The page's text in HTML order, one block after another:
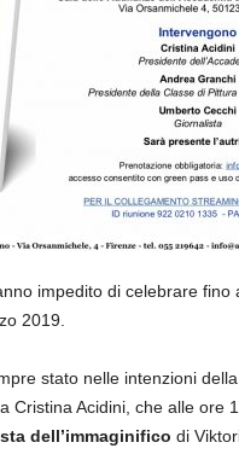
impedito di celebrare fino
2019.
stato nelle intenzioni
Cristina Acidini, che alle ore
dell’immaginifico di